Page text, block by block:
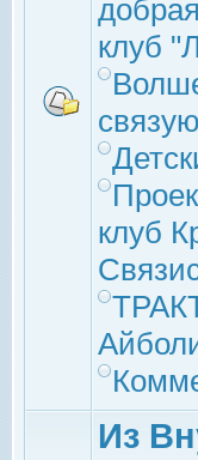
клуб
клуб
Из